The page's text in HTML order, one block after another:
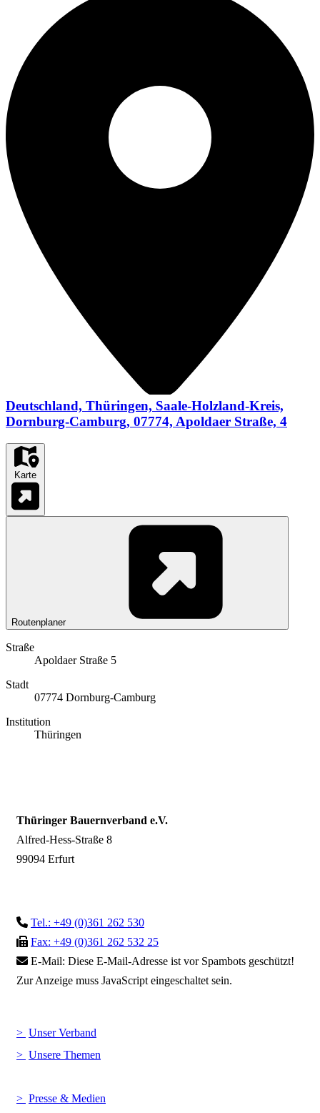
Deutschland, Thüringen, Saale-Holzland-Kreis,
Dornburg-Camburg, 07774, Apoldaer Straße, 4
Karte
Routenplaner
Straße
Apoldaer Straße 5
Stadt
07774 Dornburg-Camburg
Institution
Thüringen
Thüringer Bauernverband e.V.
Alfred-Hess-Straße 8
99094 Erfurt
Tel.: +49 (0)361 262 530
Fax: +49 (0)361 262 532 25
E-Mail: Diese E-Mail-Adresse ist vor Spambots geschützt!
Zur Anzeige muss JavaScript eingeschaltet sein.
Unser Verband
Unsere Themen
Presse & Medien